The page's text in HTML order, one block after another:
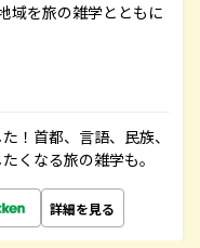
域を旅の雑学とともに
！首都、言語、民族、
くなる旅の雑学も。
詳細を見る